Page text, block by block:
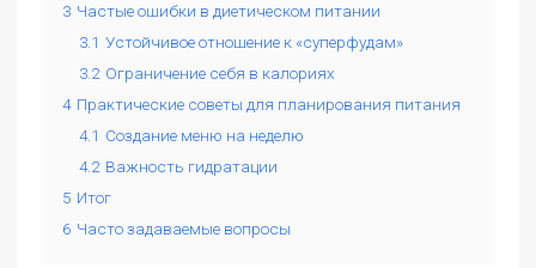
3 Частые ошибки в диетическом питании
3.1 Устойчивое отношение к «суперфудам»
3.2 Ограничение себя в калориях
4 Практические советы для планирования питания
4.1 Создание меню на неделю
4.2 Важность гидратации
5 Итог
6 Часто задаваемые вопросы